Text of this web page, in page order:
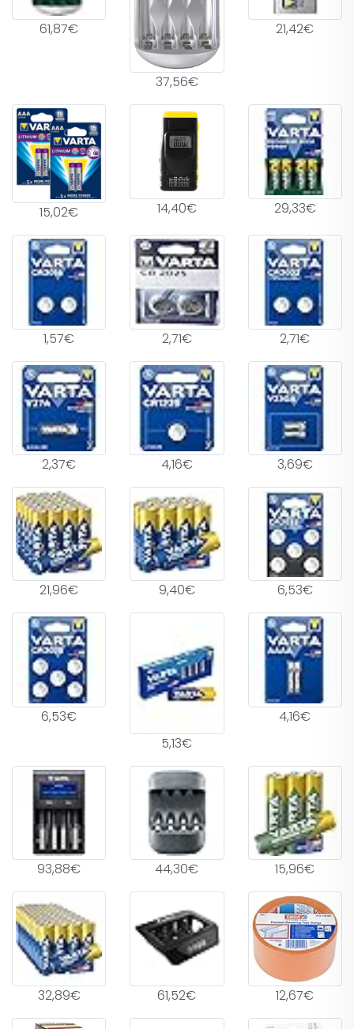
61,87€
37,56€
21,42€
15,02€ 14,40€ 29,33€
1,57€ 2,71€ 2,71€
2,37€ 4,16€ 3,69€
21,96€ 9,40€ 6,53€
6,53€
5,13€
4,16€
93,88€ 44,30€ 15,96€
32,89€ 61,52€ 12,67€